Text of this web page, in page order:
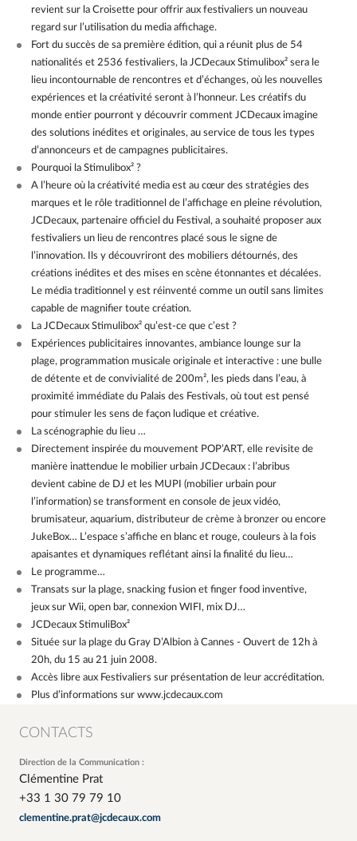
revient sur la Croisette pour offrir aux festivaliers un nouveau
regard sur l’utilisation du media affichage.
Fort du succès de sa première édition, qui a réunit plus de 54
nationalités et 2536 festivaliers, la JCDecaux Stimulibox² sera le
lieu incontournable de rencontres et d’échanges, où les nouvelles
expériences et la créativité seront à l’honneur. Les créatifs du
monde entier pourront y découvrir comment JCDecaux imagine
des solutions inédites et originales, au service de tous les types
d’annonceurs et de campagnes publicitaires.
Pourquoi la Stimulibox² ?
A l’heure où la créativité media est au cœur des stratégies des
marques et le rôle traditionnel de l’affichage en pleine révolution,
JCDecaux, partenaire officiel du Festival, a souhaité proposer aux
festivaliers un lieu de rencontres placé sous le signe de
l’innovation. Ils y découvriront des mobiliers détournés, des
créations inédites et des mises en scène étonnantes et décalées.
Le média traditionnel y est réinventé comme un outil sans limites
capable de magnifier toute création.
La JCDecaux Stimulibox² qu’est-ce que c’est ?
Expériences publicitaires innovantes, ambiance lounge sur la
plage, programmation musicale originale et interactive : une bulle
de détente et de convivialité de 200m², les pieds dans l’eau, à
proximité immédiate du Palais des Festivals, où tout est pensé
pour stimuler les sens de façon ludique et créative.
La scénographie du lieu …
Directement inspirée du mouvement POP’ART, elle revisite de
manière inattendue le mobilier urbain JCDecaux : l’abribus
devient cabine de DJ et les MUPI (mobilier urbain pour
l’information) se transforment en console de jeux vidéo,
brumisateur, aquarium, distributeur de crème à bronzer ou encore
JukeBox… L’espace s’affiche en blanc et rouge, couleurs à la fois
apaisantes et dynamiques reflétant ainsi la finalité du lieu…
Le programme…
Transats sur la plage, snacking fusion et finger food inventive,
jeux sur Wii, open bar, connexion WIFI, mix DJ…
JCDecaux StimuliBox²
Située sur la plage du Gray D’Albion à Cannes - Ouvert de 12h à
20h, du 15 au 21 juin 2008.
Accès libre aux Festivaliers sur présentation de leur accréditation.
Plus d’informations sur www.jcdecaux.com
CONTACTS
Direction de la Communication :
Clémentine Prat
+33 1 30 79 79 10
clementine.prat@jcdecaux.com